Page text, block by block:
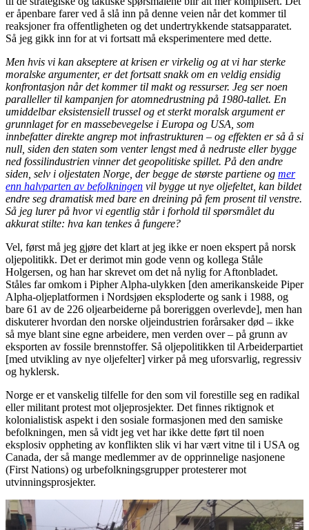
er åpenbare farer ved å slå inn på denne veien når det kommer til
reaksjoner fra offentligheten og det undertrykkende statsapparatet.
Så jeg gikk inn for at vi fortsatt må eksperimentere med dette.
Men hvis vi kan akseptere at krisen er virkelig og at vi har sterke
moralske argumenter, er det fortsatt snakk om en veldig ensidig
konfrontasjon når det kommer til makt og ressurser. Jeg ser noen
paralleller til kampanjen for atomnedrustning på 1980-tallet. En
umiddelbar eksistensiell trussel og et sterkt moralsk argument er
grunnlaget for en massebevegelse i Europa og USA, som
innbefatter direkte angrep mot infrastrukturen – og effekten er så å si
null, siden den staten som venter lengst med å nedruste eller bygge
ned fossilindustrien vinner det geopolitiske spillet. På den andre
siden, selv i oljestaten Norge, der begge de største partiene og mer
enn halvparten av befolkningen vil bygge ut nye oljefeltet, kan bildet
endre seg dramatisk med bare en dreining på fem prosent til venstre.
Så jeg lurer på hvor vi egentlig står i forhold til spørsmålet du
akkurat stilte: hva kan tenkes å fungere?
Vel, først må jeg gjøre det klart at jeg ikke er noen ekspert på norsk
oljepolitikk. Det er derimot min gode venn og kollega Ståle
Holgersen, og han har skrevet om det nå nylig for Aftonbladet.
Ståles far omkom i Pipher Alpha-ulykken [den amerikanskeide Piper
Alpha-oljeplatformen i Nordsjøen eksploderte og sank i 1988, og
bare 61 av de 226 oljearbeiderne på boreriggen overlevde], men han
diskuterer hvordan den norske oljeindustrien forårsaker død – ikke
så mye blant sine egne arbeidere, men verden over – på grunn av
eksporten av fossile brennstoffer. Så oljepolitikken til Arbeiderpartiet
[med utvikling av nye oljefelter] virker på meg uforsvarlig, regressiv
og hyklersk.
Norge er et vanskelig tilfelle for den som vil forestille seg en radikal
eller militant protest mot oljeprosjekter. Det finnes riktignok et
kolonialistisk aspekt i den sosiale formasjonen med den samiske
befolkningen, men så vidt jeg vet har ikke dette ført til noen
eksplosiv oppheting av konflikten slik vi har vært vitne til i USA og
Canada, der så mange medlemmer av de opprinnelige nasjonene
(First Nations) og urbefolkningsgrupper protesterer mot
utvinningsprosjekter.